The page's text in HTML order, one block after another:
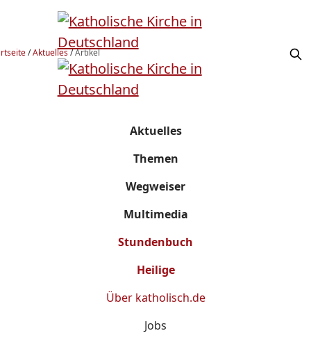
/Aktuelles/Artikel
Aktuelles
Themen
Wegweiser
Multimedia
Stundenbuch
Heilige
Über katholisch.de
Jobs